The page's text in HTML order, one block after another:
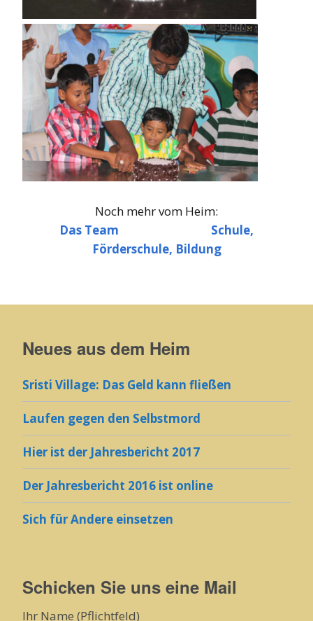
Noch mehr vom Heim:
Das Team
Schule,
Förderschule, Bildung
Neues aus dem Heim
Sristi Village: Das Geld kann fließen
Laufen gegen den Selbstmord
Hier ist der Jahresbericht 2017
Der Jahresbericht 2016 ist online
Sich für Andere einsetzen
Schicken Sie uns eine Mail
Ihr Name (Pflichtfeld)